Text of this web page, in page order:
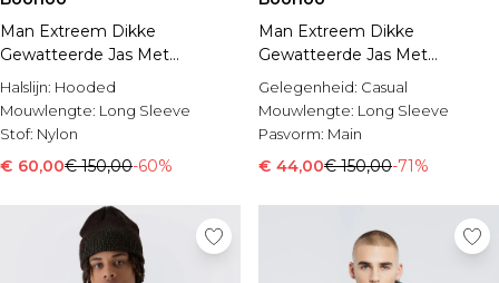
Man Extreem Dikke
Gewatteerde Jas Met
Capuchon
Halslijn: Hooded
Mouwlengte: Long Sleeve
Stof: Nylon
€ 60,00€ 150,00-60%
Man Extreem Dikke
Gewatteerde Jas Met
Capuchon In Zwart
Gelegenheid: Casual
Mouwlengte: Long Sleeve
Pasvorm: Main
€ 44,00€ 150,00-71%